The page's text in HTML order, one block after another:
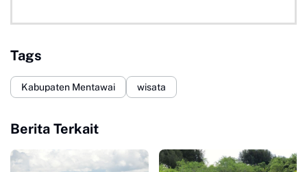
Tags
Kabupaten Mentawai wisata
Berita Terkait